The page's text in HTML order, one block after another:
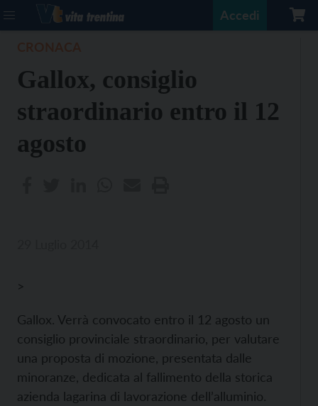
Accedi
Gallox, consiglio
straordinario entro il 12
agosto
>
Gallox. Verrà convocato entro il 12 agosto un
consiglio provinciale straordinario, per valutare
una proposta di mozione, presentata dalle
minoranze, dedicata al fallimento della storica
azienda lagarina di lavorazione dell’alluminio.